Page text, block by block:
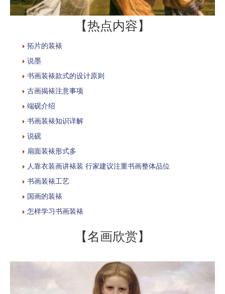
【热点内容】
拓片的装裱
说墨
书画装裱款式的设计原则
古画揭裱注意事项
端砚介绍
书画装裱知识详解
说砚
扇面装裱形式多
人靠衣装画讲裱装 行家建议注重书画整体品位
书画装裱工艺
国画的装裱
怎样学习书画装裱
【名画欣赏】